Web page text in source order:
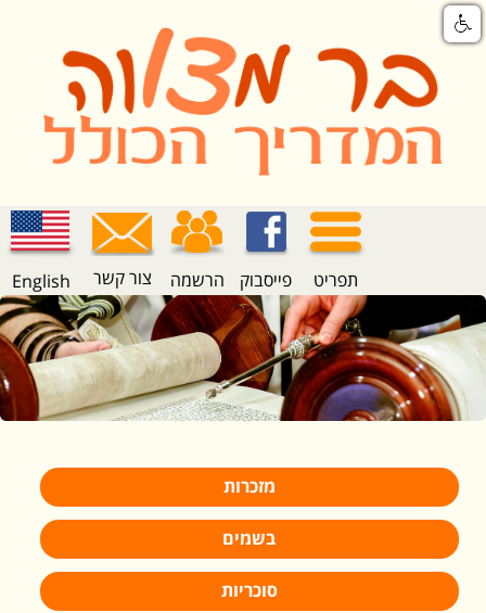
תפריט פייסבוק הרשמה צור קשר English
מזכרות
בשמים
סוכריות